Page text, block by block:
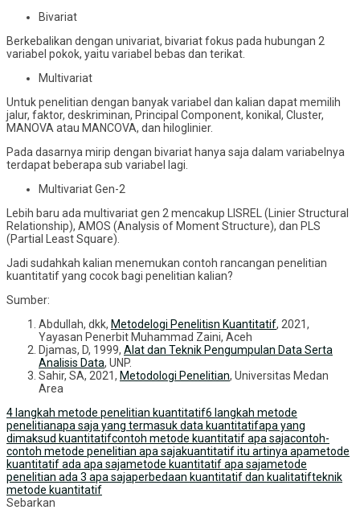
Bivariat
Berkebalikan dengan univariat, bivariat fokus pada hubungan 2
variabel pokok, yaitu variabel bebas dan terikat.
Multivariat
Untuk penelitian dengan banyak variabel dan kalian dapat memilih
jalur, faktor, deskriminan, Principal Component, konikal, Cluster,
MANOVA atau MANCOVA, dan hiloglinier.
Pada dasarnya mirip dengan bivariat hanya saja dalam variabelnya
terdapat beberapa sub variabel lagi.
Multivariat Gen-2
Lebih baru ada multivariat gen 2 mencakup LISREL (Linier Structural
Relationship), AMOS (Analysis of Moment Structure), dan PLS
(Partial Least Square).
Jadi sudahkah kalian menemukan contoh rancangan penelitian
kuantitatif yang cocok bagi penelitian kalian?
Sumber:
Abdullah, dkk, Metodelogi Penelitisn Kuantitatif, 2021,
Yayasan Penerbit Muhammad Zaini, Aceh
Djamas, D, 1999, Alat dan Teknik Pengumpulan Data Serta
Analisis Data, UNP.
Sahir, SA, 2021, Metodologi Penelitian, Universitas Medan
Area
4 langkah metode penelitian kuantitatif6 langkah metode
penelitianapa saja yang termasuk data kuantitatifapa yang
dimaksud kuantitatifcontoh metode kuantitatif apa sajacontoh-
contoh metode penelitian apa sajakuantitatif itu artinya apametode
kuantitatif ada apa sajametode kuantitatif apa sajametode
penelitian ada 3 apa sajaperbedaan kuantitatif dan kualitatifteknik
metode kuantitatif
Sebarkan